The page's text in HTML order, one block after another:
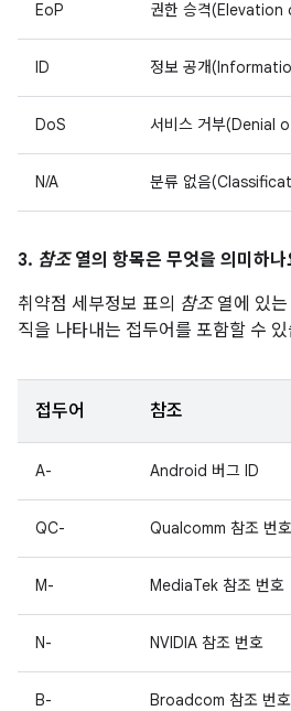
EoP 권한 승격
ID 정보 공개
DoS 서비스 거부(Denial
N/A 분류 없음
3. 참조열의 항목은 무엇을 의미하나
취약점 세부정보 표의 참조열에 있는
직을 나타내는 접두어를 포함할 수
접두어 참조
A- Android 버그 ID
QC- Qualcomm 참조 번호
M- MediaTek 참조 번호
N- NVIDIA 참조 번호
B- Broadcom 참조 번호